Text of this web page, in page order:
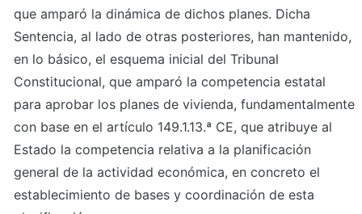
que amparó la dinámica de dichos planes. Dicha
Sentencia, al lado de otras posteriores, han mantenido,
en lo básico, el esquema inicial del Tribunal
Constitucional, que amparó la competencia estatal
para aprobar los planes de vivienda, fundamentalmente
con base en el artículo 149.1.13.ª CE, que atribuye al
Estado la competencia relativa a la planificación
general de la actividad económica, en concreto el
establecimiento de bases y coordinación de esta